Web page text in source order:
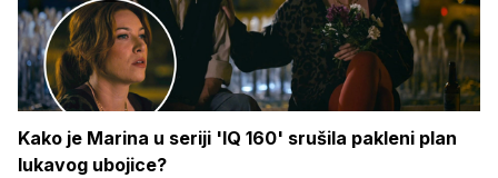
Kako je Marina u seriji 'IQ 160' srušila pakleni plan
lukavog ubojice?